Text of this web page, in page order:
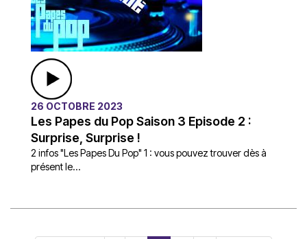
26 OCTOBRE 2023
Les Papes du Pop Saison 3 Episode 2 :
Surprise, Surprise !
2 infos "Les Papes Du Pop" 1 : vous pouvez trouver dès à
présent le...